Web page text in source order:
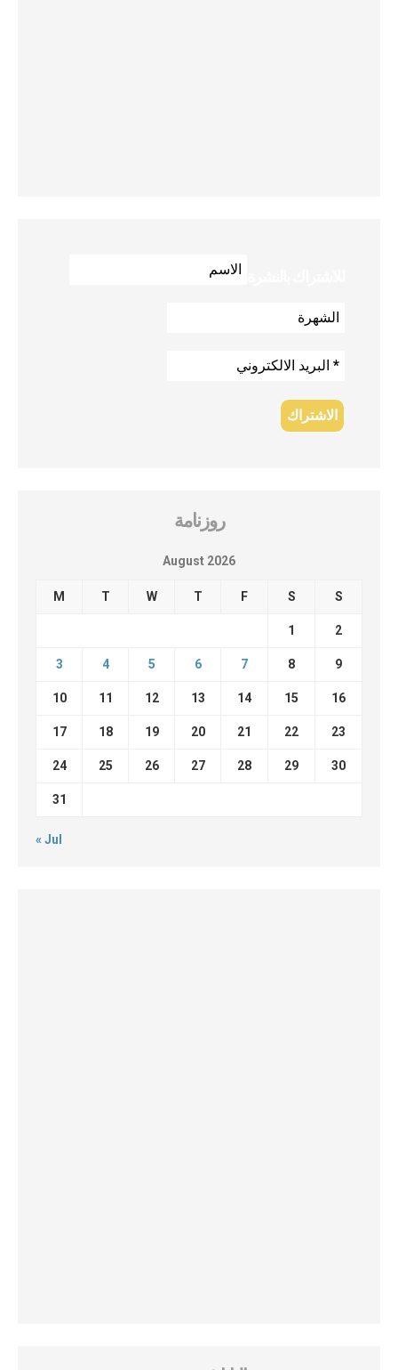
روزنامة
August 2026
M T W T F S S
1 2
3 4 5 6 7 8 9
10 11 12 13 14 15 16
17 18 19 20 21 22 23
24 25 26 27 28 29 30
31
« Jul